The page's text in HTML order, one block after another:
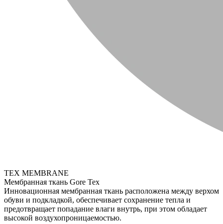
TEX MEMBRANE
Мембранная ткань Gore Tex
Инновационная мембранная ткань расположена между верхом
обуви и подкладкой, обеспечивает сохранение тепла и
предотвращает попадание влаги внутрь, при этом обладает
высокой воздухопроницаемостью.